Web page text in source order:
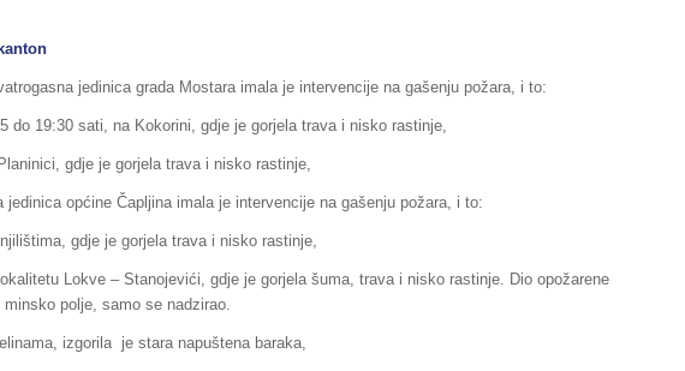
jedinica grada Mostara imala je intervencije na gašenju požara, i to:
do 19:30 sati, na Kokorini, gdje je gorjela trava i nisko rastinje,
gdje je gorjela trava i nisko rastinje,
jedinica općine Čapljina imala je intervencije na gašenju požara, i to:
gdje je gorjela trava i nisko rastinje,
Lokve – Stanojevići, gdje je gorjela šuma, trava i nisko rastinje. Dio opožarene
polje, samo se nadzirao.
izgorila je stara napuštena baraka,